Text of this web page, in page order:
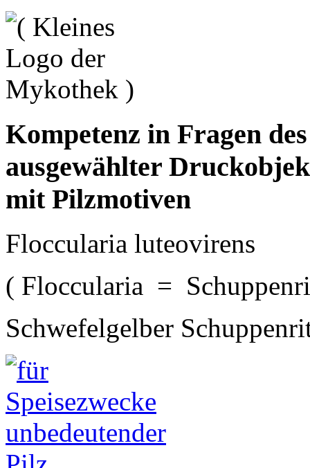
Kompetenz in Fragen
ausgewählter
mit Pilzmotiven
Floccularia luteovirens
( Floccularia =
Schwefelgelber